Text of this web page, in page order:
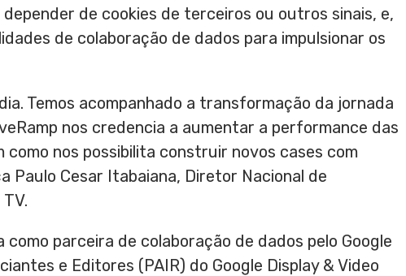
de cookies de terceiros ou outros sinais, e,
de colaboração de dados para impulsionar os
Temos acompanhado a transformação da jornada
nos credencia a aumentar a performance das
como nos possibilita construir novos cases com
Paulo Cesar Itabaiana, Diretor Nacional de
parceira de colaboração de dados pelo Google
e Editores (PAIR) do Google Display & Video